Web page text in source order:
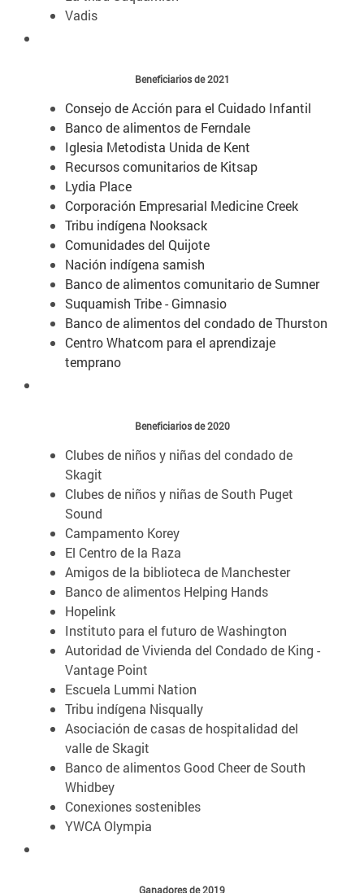
Vadis
Beneficiarios de 2021
Consejo de Acción para el Cuidado Infantil
Banco de alimentos de Ferndale
Iglesia Metodista Unida de Kent
Recursos comunitarios de Kitsap
Lydia Place
Corporación Empresarial Medicine Creek
Tribu indígena Nooksack
Comunidades del Quijote
Nación indígena samish
Banco de alimentos comunitario de Sumner
Suquamish Tribe - Gimnasio
Banco de alimentos del condado de Thurston
Centro Whatcom para el aprendizaje
temprano
Beneficiarios de 2020
Clubes de niños y niñas del condado de
Skagit
Clubes de niños y niñas de South Puget
Sound
Campamento Korey
El Centro de la Raza
Amigos de la biblioteca de Manchester
Banco de alimentos Helping Hands
Hopelink
Instituto para el futuro de Washington
Autoridad de Vivienda del Condado de King -
Vantage Point
Escuela Lummi Nation
Tribu indígena Nisqually
Asociación de casas de hospitalidad del
valle de Skagit
Banco de alimentos Good Cheer de South
Whidbey
Conexiones sostenibles
YWCA Olympia
Ganadores de 2019